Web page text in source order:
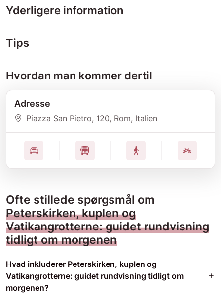
Yderligere information
Tips
Hvordan man kommer dertil
Adresse
Piazza San Pietro, 120, Rom, Italien
Ofte stillede spørgsmål om
Peterskirken, kuplen og
Vatikangrotterne: guidet rundvisning
tidligt om morgenen
Hvad inkluderer Peterskirken, kuplen og
Vatikangrotterne: guidet rundvisning tidligt om
morgenen?